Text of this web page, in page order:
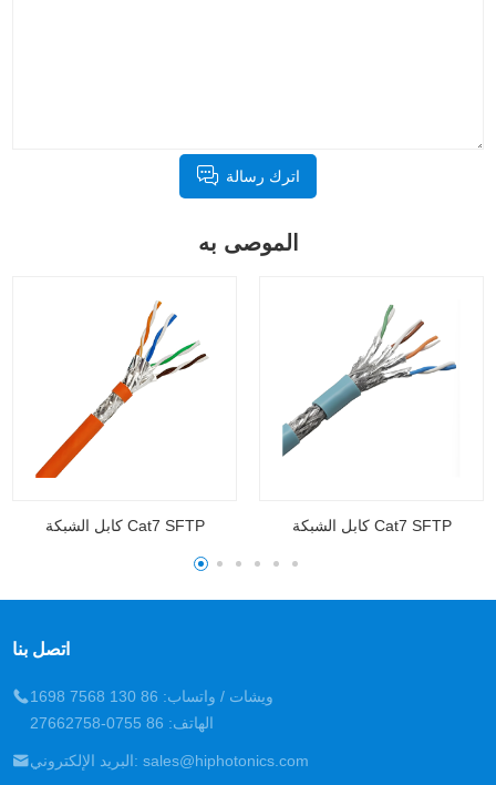
اترك رسالة
الموصى به
كابل الشبكة Cat7 SFTP كابل الشبكة Cat7 SFTP
اتصل بنا
ويشات / واتساب: 86 130 7568 1698
الهاتف: 86 0755-27662758
البريد الإلكتروني: sales@hiphotonics.com